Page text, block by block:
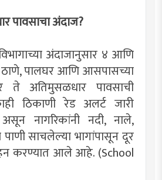
पावसाचा अंदाज?
अंदाजानुसार ४ आणि
पालघर आणि आसपासच्या
ते अतिमुसळधार पावसाची
ठिकाणी रेड अलर्ट जारी
नागरिकांनी नदी, नाले,
साचलेल्या भागांपासून दूर
करण्यात आले आहे. (School